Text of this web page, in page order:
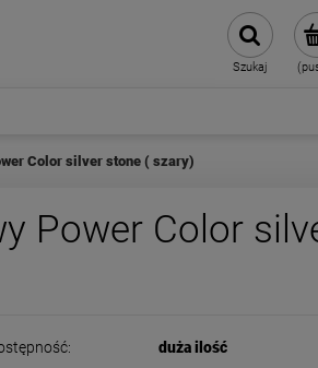
Szukaj
Color silver stone ( szary)
Power Color
duża ilość